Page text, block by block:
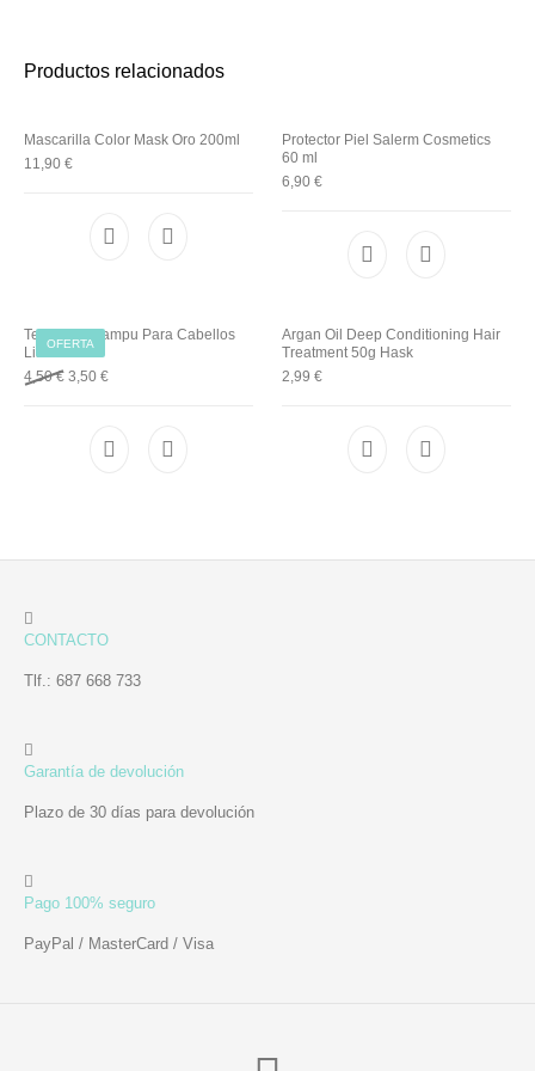
Productos relacionados
Mascarilla Color Mask Oro 200ml
11,90€
Protector Piel Salerm Cosmetics
60 ml
6,90 €
OFERTA
Techline Champu Para Cabellos
Lisos 300Ml
4,50€ Original price was: 4,50 €.
3,50€Current price is: 3,50 €.
Argan Oil Deep Conditioning Hair
Treatment 50g Hask
2,99 €
CONTACTO
Tlf.: 687 668 733
Garantía de devolución
Plazo de 30 días para devolución
Pago 100% seguro
PayPal / MasterCard / Visa